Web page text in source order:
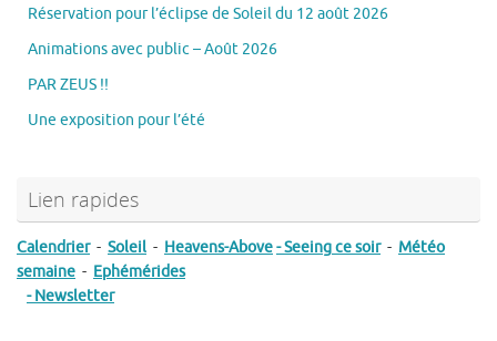
Réservation pour l’éclipse de Soleil du 12 août 2026
Animations avec public – Août 2026
PAR ZEUS !!
Une exposition pour l’été
Lien rapides
Calendrier- Soleil - Heavens-Above- Seeing ce soir- Météo
semaine - Ephémérides
- Newsletter